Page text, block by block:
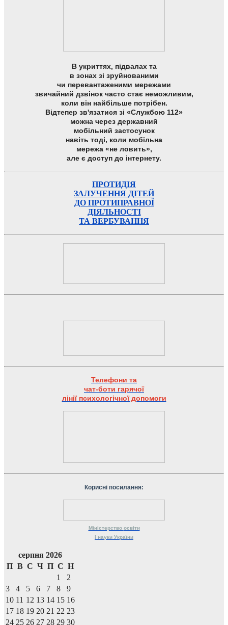
В укриттях, підвалах та
в зонах зі зруйнованими
чи перевантаженими мережами
звичайний дзвінок часто стає неможливим,
коли він найбільше потрібен.
Відтепер зв'язатися зі «Службою 112»
можна через державний
мобільний застосунок
навіть тоді, коли мобільна
мережа «не ловить»,
але є доступ до інтернету.
ПРОТИДІЯ
ЗАЛУЧЕННЯ ДІТЕЙ
ДО ПРОТИПРАВНОЇ
ДІЯЛЬНОСТІ
ТА ВЕРБУВАННЯ
Телефони та
чат-боти гарячої
лінії психологічної допомоги
Корисні посилання:
Міністерство освіти
і науки України
серпня 2026
П В С Ч П С Н
1
2
3
4 5 6 7 8
9
10 11 12 13 14 15 16
17 18 19 20 21 22 23
24 25 26 27 28 29 30